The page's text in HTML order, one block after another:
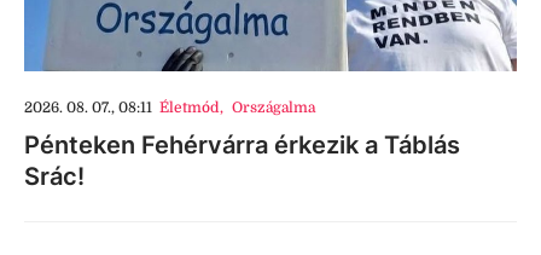
2026. 08. 07., 08:11 Életmód, Országalma
Pénteken Fehérvárra érkezik a Táblás
Srác!